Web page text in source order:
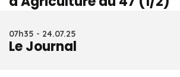
07h35 - 24.07.25
Le Journal